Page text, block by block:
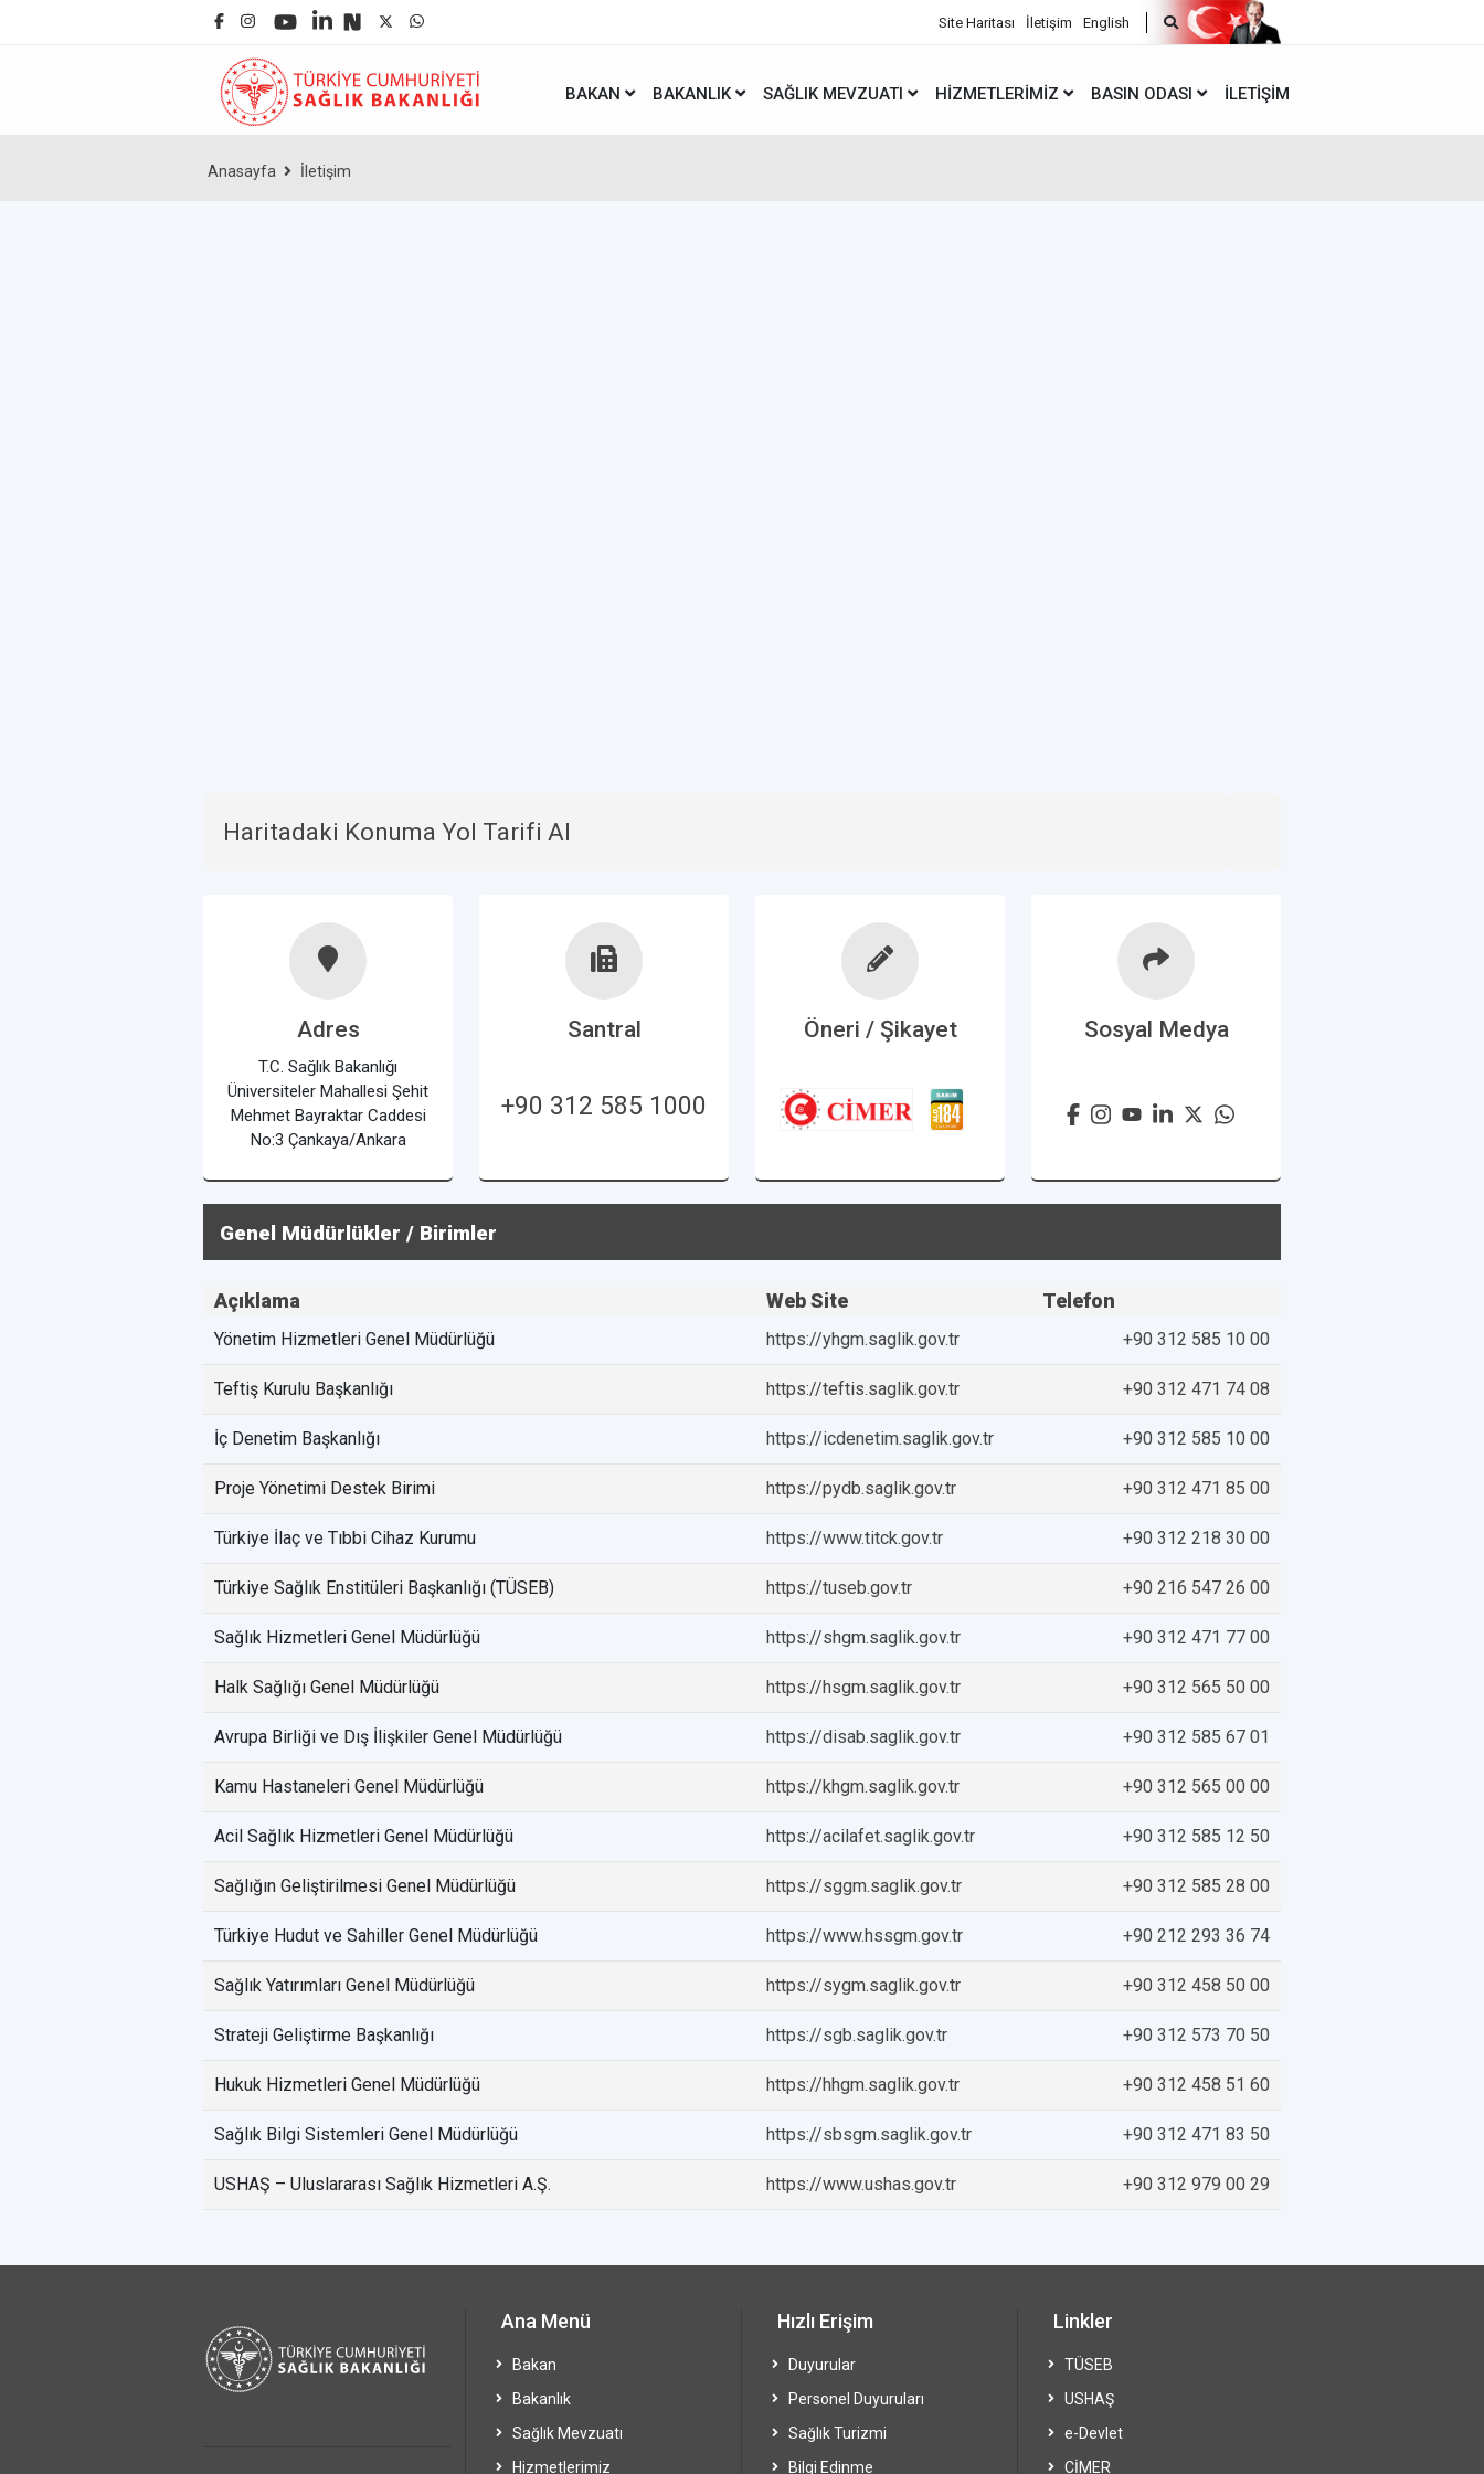
Site Haritası İletişim English
BAKAN BAKANLIK SAĞLIK MEVZUATI HIZMETLERIMIZ BASIN ODASI İLETIŞIM
Anasayfa İletişim
Haritadaki Konuma Yol Tarifi Al
Adres
T.C. Sağlık Bakanlığı
Üniversiteler Mahallesi Şehit
Mehmet Bayraktar Caddesi
No:3 Çankaya/Ankara
Santral
+90 312 585 1000
Öneri / Şikayet Sosyal Medya
Genel Müdürlükler / Birimler
Açıklama Web Site Telefon
Yönetim Hizmetleri Genel Müdürlüğü https://yhgm.saglik.gov.tr +90 312 585 10 00
Teftiş Kurulu Başkanlığı https://teftis.saglik.gov.tr +90 312 471 74 08
İç Denetim Başkanlığı https://icdenetim.saglik.gov.tr +90 312 585 10 00
Proje Yönetimi Destek Birimi https://pydb.saglik.gov.tr +90 312 471 85 00
Türkiye İlaç ve Tıbbi Cihaz Kurumu https://www.titck.gov.tr +90 312 218 30 00
Türkiye Sağlık Enstitüleri Başkanlığı (TÜSEB) https://tuseb.gov.tr +90 216 547 26 00
Sağlık Hizmetleri Genel Müdürlüğü https://shgm.saglik.gov.tr +90 312 471 77 00
Halk Sağlığı Genel Müdürlüğü https://hsgm.saglik.gov.tr +90 312 565 50 00
Avrupa Birliği ve Dış İlişkiler Genel Müdürlüğü https://disab.saglik.gov.tr +90 312 585 67 01
Kamu Hastaneleri Genel Müdürlüğü https://khgm.saglik.gov.tr +90 312 565 00 00
Acil Sağlık Hizmetleri Genel Müdürlüğü https://acilafet.saglik.gov.tr +90 312 585 12 50
Sağlığın Geliştirilmesi Genel Müdürlüğü https://sggm.saglik.gov.tr +90 312 585 28 00
Türkiye Hudut ve Sahiller Genel Müdürlüğü https://www.hssgm.gov.tr +90 212 293 36 74
Sağlık Yatırımları Genel Müdürlüğü https://sygm.saglik.gov.tr +90 312 458 50 00
Strateji Geliştirme Başkanlığı https://sgb.saglik.gov.tr +90 312 573 70 50
Hukuk Hizmetleri Genel Müdürlüğü https://hhgm.saglik.gov.tr +90 312 458 51 60
Sağlık Bilgi Sistemleri Genel Müdürlüğü https://sbsgm.saglik.gov.tr +90 312 471 83 50
USHAŞ – Uluslararası Sağlık Hizmetleri A.Ş. https://www.ushas.gov.tr +90 312 979 00 29
Ana Menü
Bakan
Bakanlık
Sağlık Mevzuatı
Hizmetlerimiz
Hızlı Erişim
Duyurular
Personel Duyuruları
Sağlık Turizmi
Bilgi Edinme
Linkler
TÜSEB
USHAŞ
e-Devlet
CİMER